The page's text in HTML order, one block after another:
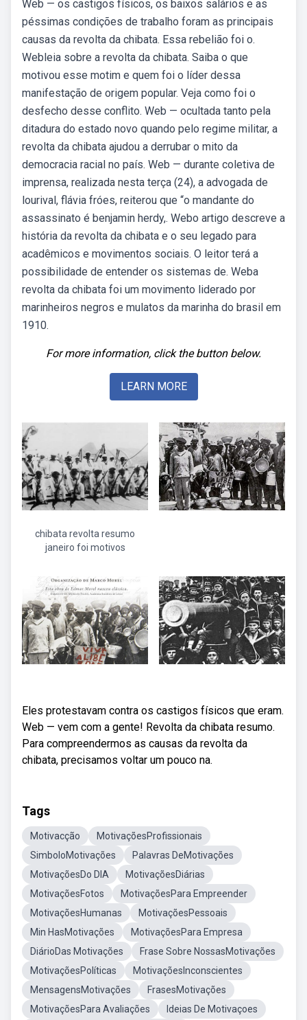
Web — os castigos físicos, os baixos salários e as
péssimas condições de trabalho foram as principais
causas da revolta da chibata. Essa rebelião foi o.
Webleia sobre a revolta da chibata. Saiba o que
motivou esse motim e quem foi o líder dessa
manifestação de origem popular. Veja como foi o
desfecho desse conflito. Web — ocultada tanto pela
ditadura do estado novo quando pelo regime militar, a
revolta da chibata ajudou a derrubar o mito da
democracia racial no país. Web — durante coletiva de
imprensa, realizada nesta terça (24), a advogada de
lourival, flávia fróes, reiterou que “o mandante do
assassinato é benjamin herdy,. Webo artigo descreve a
história da revolta da chibata e o seu legado para
acadêmicos e movimentos sociais. O leitor terá a
possibilidade de entender os sistemas de. Weba
revolta da chibata foi um movimento liderado por
marinheiros negros e mulatos da marinha do brasil em
1910.
For more information, click the button below.
LEARN MORE
chibata revolta resumo
janeiro foi motivos
Eles protestavam contra os castigos físicos que eram.
Web — vem com a gente! Revolta da chibata resumo.
Para compreendermos as causas da revolta da
chibata, precisamos voltar um pouco na.
Tags
Motivacção
MotivaçõesProfissionais
SimboloMotivações
Palavras DeMotivações
MotivaçõesDo DIA
MotivaçõesDiárias
MotivaçõesFotos
MotivaçõesPara Empreender
MotivaçõesHumanas
MotivaçõesPessoais
Min HasMotivações
MotivaçõesPara Empresa
DiárioDas Motivações
Frase Sobre NossasMotivações
MotivaçõesPolíticas
MotivaçõesInconscientes
MensagensMotivações
FrasesMotivações
MotivaçõesPara Avaliações
Ideias De Motivaçoes